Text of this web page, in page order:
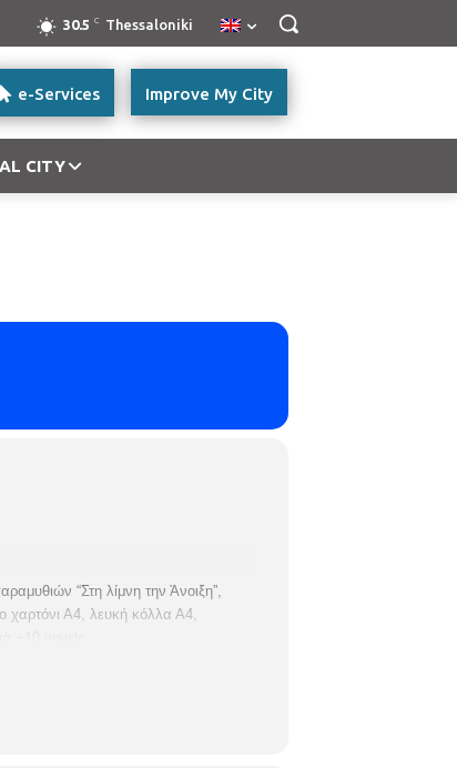
30.5 C Thessaloniki
Improve My City
e-Services
CITY
“Στη λίμνη την Άνοιξη”,
χαρτόνι Α4, λευκή κόλλα Α4,